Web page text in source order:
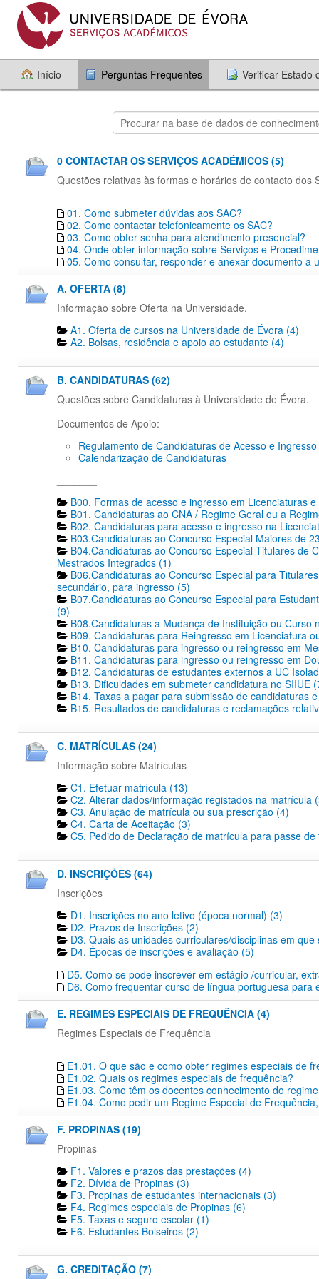
Início Perguntas Frequentes Verificar Estado
0 CONTACTAR OS SERVIÇOS ACADÉMICOS (5)
Questões relativas às formas e horários de contacto dos
01. Como submeter dúvidas aos SAC?
02. Como contactar telefonicamente os SAC?
03. Como obter senha para atendimento presencial?
04. Onde obter informação sobre Serviços e
05. Como consultar, responder e anexar documento a
A. OFERTA (8)
Informação sobre Oferta na Universidade.
A1. Oferta de cursos na Universidade de Évora (4)
A2. Bolsas, residência e apoio ao estudante (4)
B. CANDIDATURAS (62)
Questões sobre Candidaturas à Universidade de Évora.
Documentos de Apoio:
Regulamento de Candidaturas de Acesso e Ingresso
Calendarização de Candidaturas
B00. Formas de acesso e ingresso em Licenciaturas
B01. Candidaturas ao CNA / Regime Geral ou a
B02. Candidaturas para acesso e ingresso na
B03.Candidaturas ao Concurso Especial Maiores de
B04.Candidaturas ao Concurso Especial Titulares de
Mestrados Integrados (1)
B06.Candidaturas ao Concurso Especial para
secundário, para ingresso (5)
B07.Candidaturas ao Concurso Especial para
(9)
B08.Candidaturas a Mudança de Instituição ou
B09. Candidaturas para Reingresso em Licenciatura
B10. Candidaturas para ingresso ou reingresso em
B11. Candidaturas para ingresso ou reingresso em
B12. Candidaturas de estudantes externos a UC
B13. Dificuldades em submeter candidatura no SIIUE
B14. Taxas a pagar para submissão de candidaturas
B15. Resultados de candidaturas e reclamações
C. MATRÍCULAS (24)
Informação sobre Matrículas
C1. Efetuar matrícula (13)
C2. Alterar dados/informação registados na matrícula
C3. Anulação de matrícula ou sua prescrição (4)
C4. Carta de Aceitação (3)
C5. Pedido de Declaração de matrícula para passe
D. INSCRIÇÕES (64)
Inscrições
D1. Inscrições no ano letivo (época normal) (3)
D2. Prazos de Inscrições (2)
D3. Quais as unidades curriculares/disciplinas em
D4. Épocas de inscrições e avaliação (5)
D5. Como se pode inscrever em estágio /curricular,
D6. Como frequentar curso de língua portuguesa para
E. REGIMES ESPECIAIS DE FREQUÊNCIA (4)
Regimes Especiais de Frequência
E1.01. O que são e como obter regimes especiais de
E1.02. Quais os regimes especiais de frequência?
E1.03. Como têm os docentes conhecimento do
E1.04. Como pedir um Regime Especial de
F. PROPINAS (19)
Propinas
F1. Valores e prazos das prestações (4)
F2. Dívida de Propinas (3)
F3. Propinas de estudantes internacionais (3)
F4. Regimes especiais de Propinas (6)
F5. Taxas e seguro escolar (1)
F6. Estudantes Bolseiros (2)
G. CREDITAÇÃO (7)